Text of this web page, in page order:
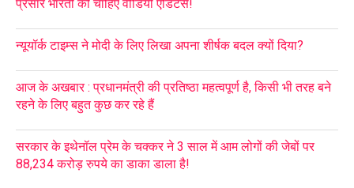
प्रसार भारती को चाहिए वीडियो एडिटर्स!
न्यूयॉर्क टाइम्स ने मोदी के लिए लिखा अपना शीर्षक बदल क्यों दिया?
आज के अखबार : प्रधानमंत्री की प्रतिष्ठा महत्वपूर्ण है, किसी भी तरह बने
रहने के लिए बहुत कुछ कर रहे हैं
सरकार के इथेनॉल प्रेम के चक्कर ने 3 साल में आम लोगों की जेबों पर
88,234 करोड़ रुपये का डाका डाला है!